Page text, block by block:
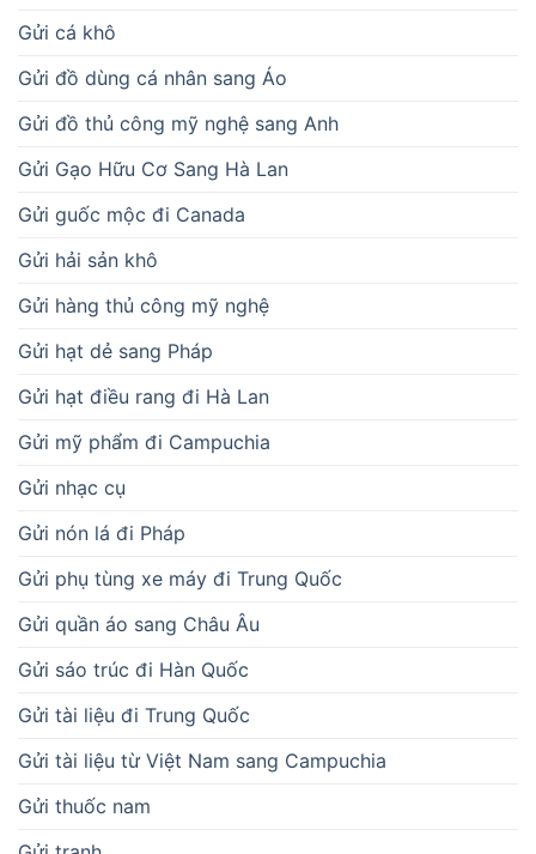
Gửi cá khô
Gửi đồ dùng cá nhân sang Áo
Gửi đồ thủ công mỹ nghệ sang Anh
Gửi Gạo Hữu Cơ Sang Hà Lan
Gửi guốc mộc đi Canada
Gửi hải sản khô
Gửi hàng thủ công mỹ nghệ
Gửi hạt dẻ sang Pháp
Gửi hạt điều rang đi Hà Lan
Gửi mỹ phẩm đi Campuchia
Gửi nhạc cụ
Gửi nón lá đi Pháp
Gửi phụ tùng xe máy đi Trung Quốc
Gửi quần áo sang Châu Âu
Gửi sáo trúc đi Hàn Quốc
Gửi tài liệu đi Trung Quốc
Gửi tài liệu từ Việt Nam sang Campuchia
Gửi thuốc nam